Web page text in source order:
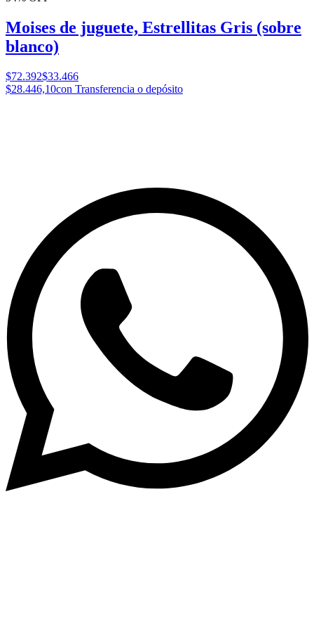
Moises de juguete, Estrellitas Gris (sobre
blanco)
$72.392$33.466
$28.446,10con Transferencia o depósito